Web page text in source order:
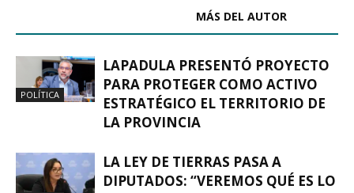
MÁS DEL AUTOR
POLÍTICA
LAPADULA PRESENTÓ PROYECTO
PARA PROTEGER COMO ACTIVO
ESTRATÉGICO EL TERRITORIO DE
LA PROVINCIA
LA LEY DE TIERRAS PASA A
DIPUTADOS: “VEREMOS QUÉ ES LO